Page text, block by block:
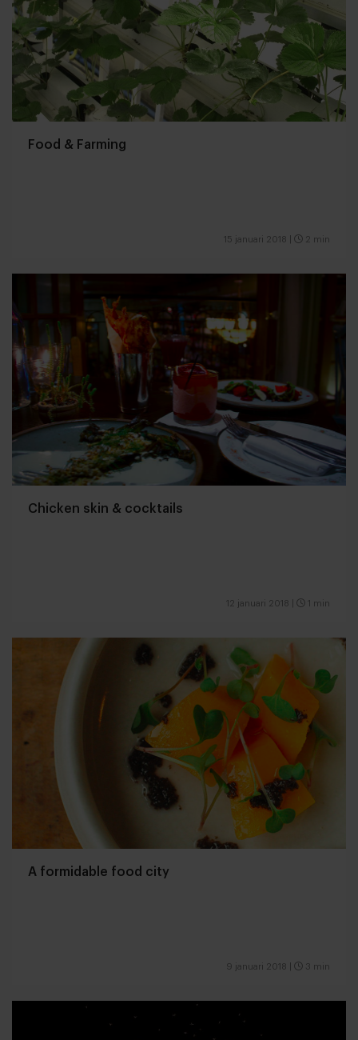
Food & Farming
15 januari 2018 2 min
Chicken skin & cocktails
12 januari 2018 1 min
A formidable food city
9 januari 2018 3 min